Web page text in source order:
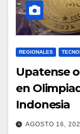
REGIONALES
Upatense
en
Indonesia
AGOSTO 16,